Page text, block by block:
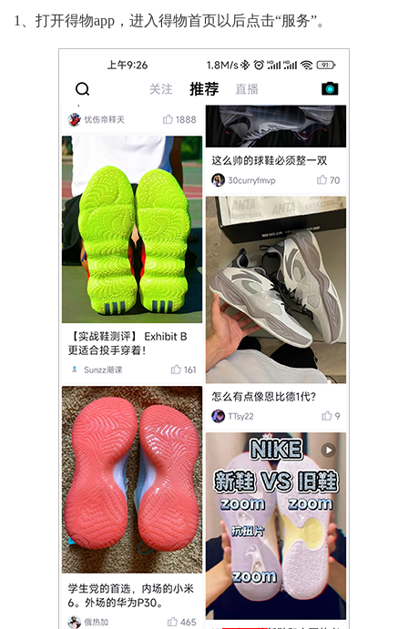
1、打开得物app，进入得物首页以后点击“服务”。